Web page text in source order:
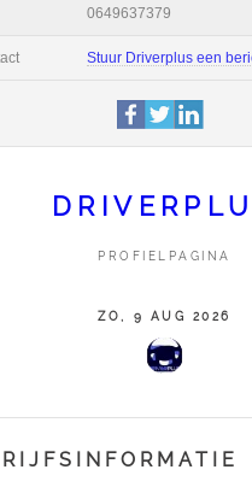
Driverplus
Leemveld
Stuur
PROFIELPAGINA
ZO, 9 AUG 2026